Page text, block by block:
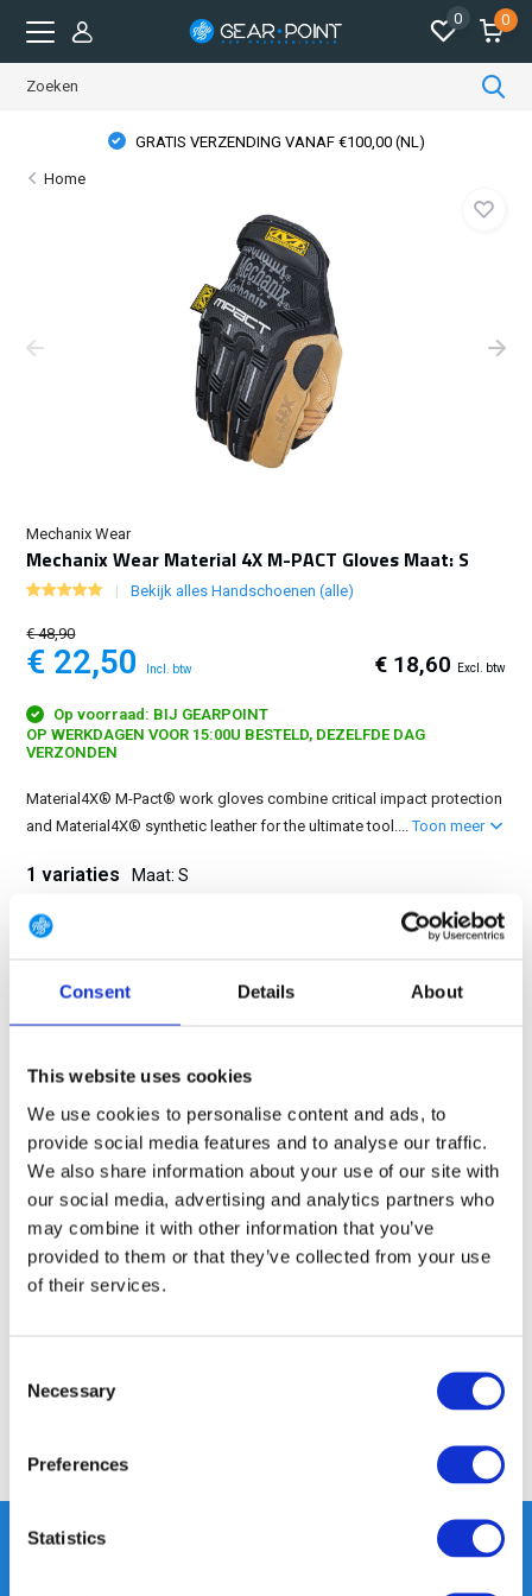
Consent Details About
This website uses cookies
We use cookies to personalise content and ads, to
provide social media features and to analyse our traffic.
We also share information about your use of our site with
our social media, advertising and analytics partners who
may combine it with other information that you’ve
provided to them or that they’ve collected from your use
of their services.
Selection
Necessary
Preferences
Statistics
0 0
GRATIS VERZENDING VANAF €100,00 (NL)
Home
Mechanix Wear
Mechanix Wear Material 4X M-PACT Gloves Maat: S
Bekijk alles Handschoenen (alle)
€ 48,90
€ 22,50 Incl. btw € 18,60 Excl. btw
Op voorraad: BIJ GEARPOINT
OP WERKDAGEN VOOR 15:00U BESTELD, DEZELFDE DAG
VERZONDEN
Material4X® M-Pact® work gloves combine critical impact protection
and Material4X® synthetic leather for the ultimate tool....Toon meer
1 variaties Maat: S
S
14 DAGEN RETOURTERMIJN
350m2 FYSIEKE WINKEL
24/7 ONLINE WINKELEN
Productomschrijving
Reviews
Delen